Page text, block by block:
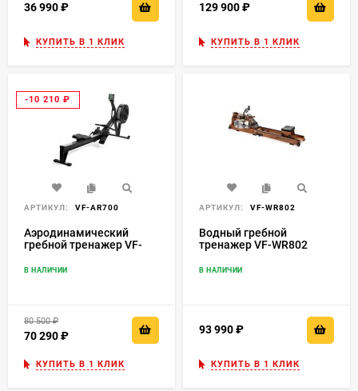
36 990
КУПИТЬ В 1 КЛИК
129 900
КУПИТЬ В 1 КЛИК
-10 210
АРТИКУЛ: VF-AR700
Аэродинамический
гребной тренажер VF-
В НАЛИЧИИ
80 500
70 290
КУПИТЬ В 1 КЛИК
АРТИКУЛ: VF-WR802
Водный гребной
тренажер VF-WR802
В НАЛИЧИИ
93 990
КУПИТЬ В 1 КЛИК